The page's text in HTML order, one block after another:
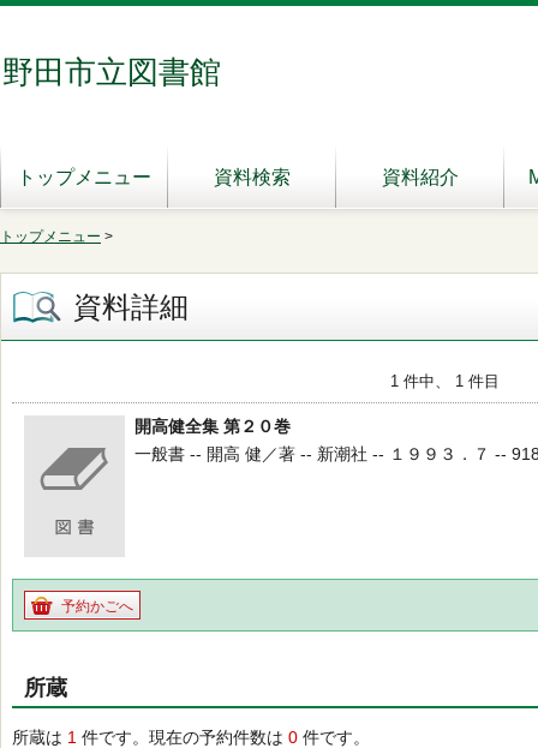
野田市立図書館
トップメニュー 資料検索 資料紹介
トップメニュー >
資料詳細
1 件中、 1 件目
開高健全集 第２０巻
一般書 -- 開高 健／著 -- 新潮社 -- １９９３．７ --
予約かごへ
所蔵
所蔵は 1 件です。現在の予約件数は 0 件です。